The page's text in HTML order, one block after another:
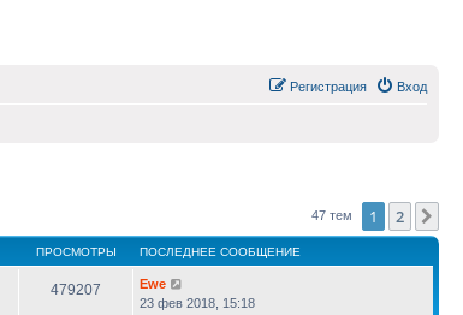
Вход
Регистрация
47 тем 1 2
ПРОСМОТРЫ ПОСЛЕДНЕЕ СООБЩЕНИЕ
479207
Ewe
23 фев 2018, 15:18